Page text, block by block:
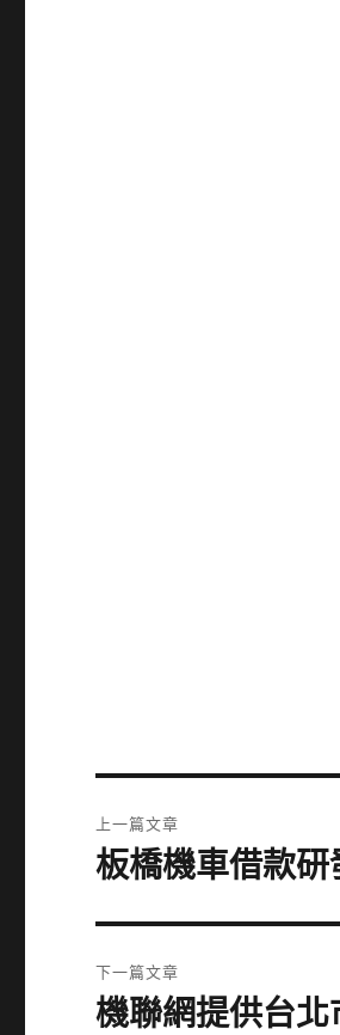
章
上一篇文章
上
篇
文
章:
板橋機車借款
下一篇文章
下
機聯網提供台